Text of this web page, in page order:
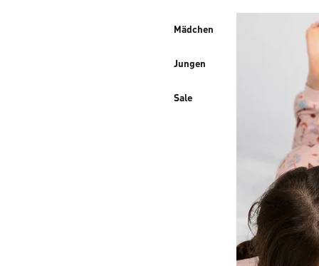
Mädchen
Jungen
Sale